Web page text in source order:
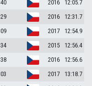
2016
12:05.7
2016
12:31.7
2017
12:54.9
2015
12:56.4
2016
12:56.6
2017
13:18.7